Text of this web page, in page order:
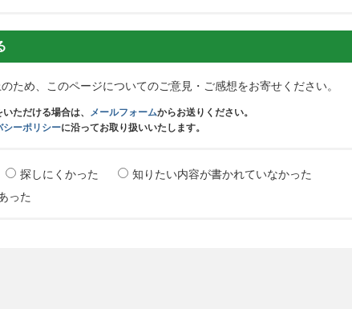
ため、このページについてのご意見・ご感想をお寄せください。
ただける場合は、 メールフォームからお送りください。
シーポリシーに沿ってお取り扱いいたします。
探しにくかった
知りたい内容が書かれていなかった
った